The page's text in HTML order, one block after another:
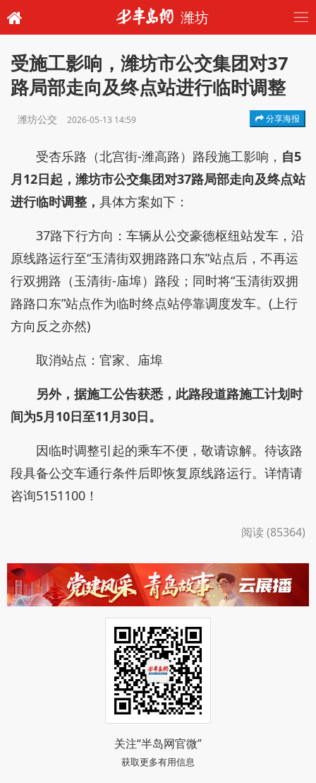
潍坊
受施工影响，潍坊市公交集团对37
路局部走向及终点站进行临时调整
潍坊公交 2026-05-13 14:59 分享海报
受杏乐路（北宫街-潍高路）路段施工影响， 自5
月12日起，潍坊市公交集团对37路局部走向及终点站
进行临时调整， 具体方案如下：
37路下行方向：车辆从公交豪德枢纽站发车，沿
原线路运行至“玉清街双拥路路口东”站点后，不再运
行双拥路（玉清街-庙埠）路段；同时将“玉清街双拥
路路口东”站点作为临时终点站停靠调度发车。(上行
方向反之亦然)
取消站点：官家、庙埠
另外，据施工公告获悉，此路段道路施工计划时
间为5月10日至11月30日。
因临时调整引起的乘车不便，敬请谅解。待该路
段具备公交车通行条件后即恢复原线路运行。详情请
咨询5151100！
阅读 (85364)
关注“半岛网官微”
获取更多有用信息